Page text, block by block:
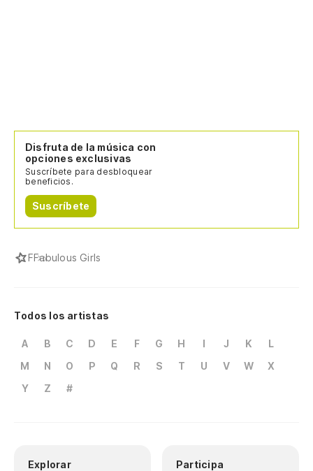
Disfruta de la música con
opciones exclusivas
Suscríbete para desbloquear
beneficios.
Suscríbete
FFabulous Girls
Todos los artistas
A B C D E F G H I J K
L
M
N O P Q R S T U V W
X
Y
Z #
Explorar Participa